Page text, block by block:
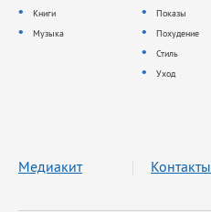
Книги
Музыка
Показы
Похудение
Стиль
Уход
Медиакит Контакты